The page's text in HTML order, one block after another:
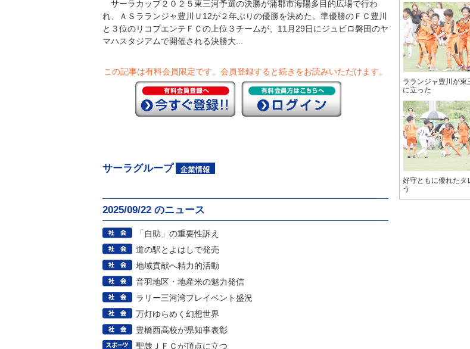
サーラカップ２０２５東三河予選の決勝が蒲郡市海陽多目的広場で行わ
れ、ＡＳラランジャ豊川Ｕ12が２年ぶりの優勝を決めた。準優勝のＦＣ豊川
と３位のリコプエンテＦＣの上位３チームが、11月29日にジュビロ磐田のヤ
マハスタジアムで開催される決勝大...
この記事は有料会員限定です。 会員登録すると続きをお読みいただけます。
サーラグループ
2025/09/22 のニュース
「自助」の重要性訴え
道の駅とよはしで発売
地域貢献へ精力的活動
音羽地区・地産米の魅力発信
ラリー三河湾プレイベント盛況
万灯ゆらめく幻想世界
豊橋西高校が県知事表彰
聖隷ＪＦＣが頂点に立つ
ラランジャ豊川が東
に立った
好守ともに優れたタ
う